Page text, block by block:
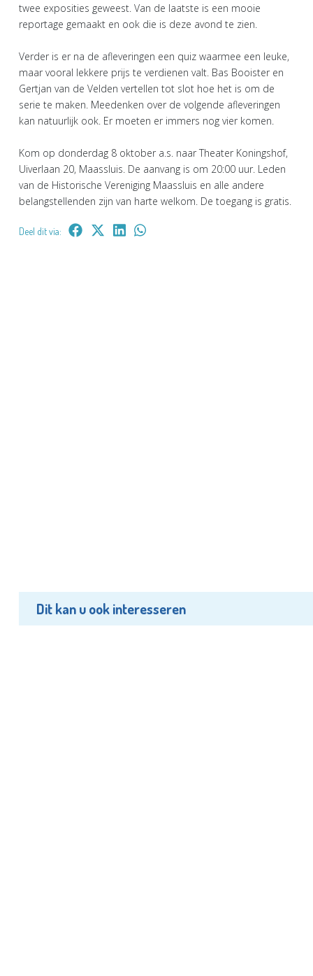
twee exposities geweest. Van de laatste is een mooie
reportage gemaakt en ook die is deze avond te zien.
Verder is er na de afleveringen een quiz waarmee een leuke,
maar vooral lekkere prijs te verdienen valt. Bas Booister en
Gertjan van de Velden vertellen tot slot hoe het is om de
serie te maken. Meedenken over de volgende afleveringen
kan natuurlijk ook. Er moeten er immers nog vier komen.
Kom op donderdag 8 oktober a.s. naar Theater Koningshof,
Uiverlaan 20, Maassluis. De aanvang is om 20:00 uur. Leden
van de Historische Vereniging Maassluis en alle andere
belangstellenden zijn van harte welkom. De toegang is gratis.
Deel dit via:
Dit kan u ook interesseren